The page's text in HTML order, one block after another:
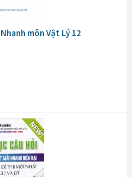
môn Vật Lý 12